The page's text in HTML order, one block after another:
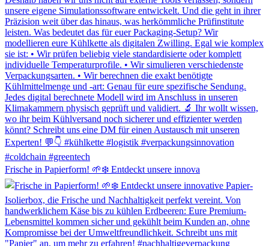
Frische in Papierform! 🌱❄️ Entdeckt unsere innova